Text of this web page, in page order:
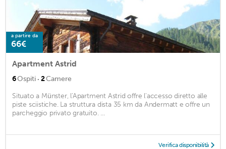
a partire da
66€
Apartment Astrid
6Ospiti · 2Camere
Situato a Münster, l'Apartment Astrid offre l'accesso diretto alle
piste sciistiche. La struttura dista 35 km da Andermatt e offre un
parcheggio privato gratuito. ...
Verifica disponibilità